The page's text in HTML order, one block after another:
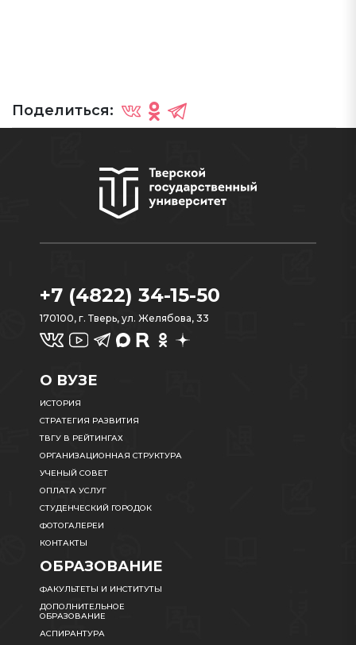
Поделиться:
+7 (4822) 34-15-50
170100, г. Тверь, ул. Желябова, 33
О ВУЗЕ
ИСТОРИЯ
СТРАТЕГИЯ РАЗВИТИЯ
ТВГУ В РЕЙТИНГАХ
ОРГАНИЗАЦИОННАЯ СТРУКТУРА
УЧЕНЫЙ СОВЕТ
ОПЛАТА УСЛУГ
СТУДЕНЧЕСКИЙ ГОРОДОК
ФОТОГАЛЕРЕИ
КОНТАКТЫ
ОБРАЗОВАНИЕ
ФАКУЛЬТЕТЫ И ИНСТИТУТЫ
ДОПОЛНИТЕЛЬНОЕ
ОБРАЗОВАНИЕ
АСПИРАНТУРА